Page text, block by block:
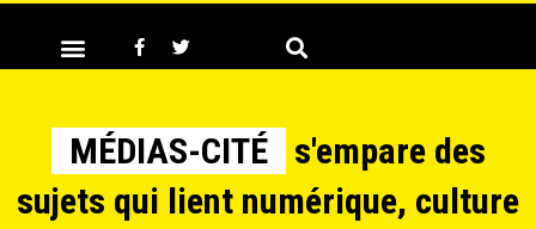
MÉDIAS-CITÉ
s'empare des
sujets qui lient numérique, culture